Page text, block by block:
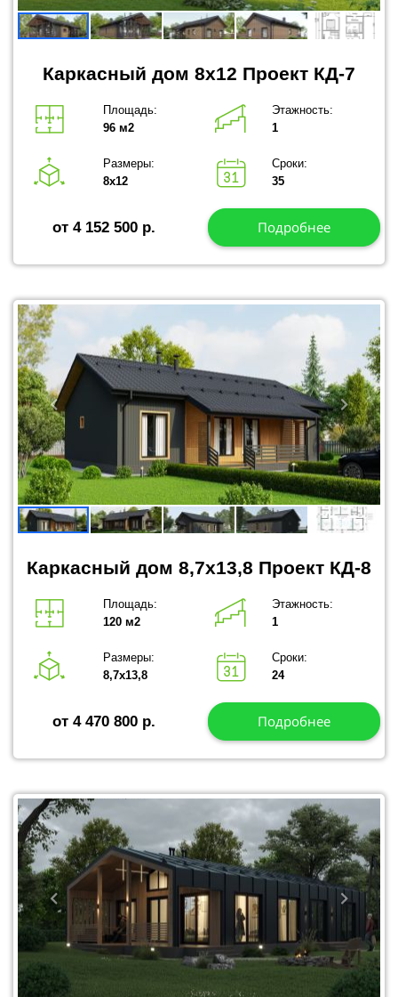
Каркасный дом 8x12 Проект КД-7
Площадь:
96 м2
Этажность:
1
Размеры:
8х12
Сроки:
35
от 4 152 500 р. Подробнее
Каркасный дом 8,7x13,8 Проект КД-8
Площадь:
120 м2
Этажность:
1
Размеры:
8,7х13,8
Сроки:
24
от 4 470 800 р. Подробнее